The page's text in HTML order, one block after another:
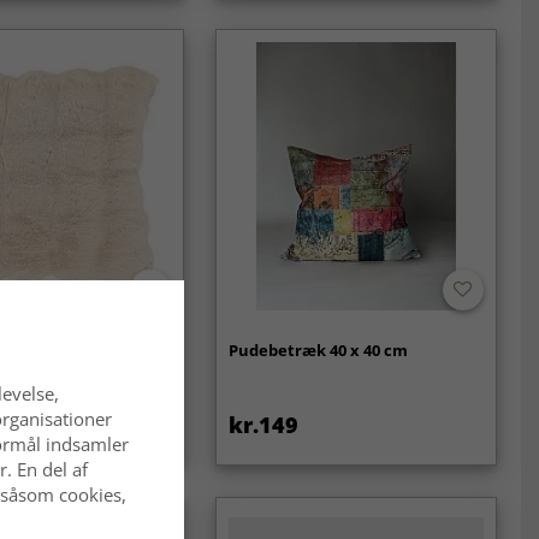
Pudebetræk 40 x 40 cm
kr.149
indsamler
En del af
cookies,